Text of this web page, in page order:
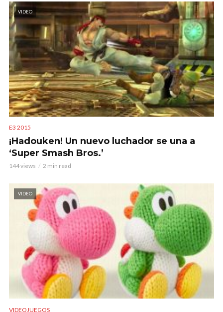
VIDEO
E3 2015
¡Hadouken! Un nuevo luchador se una a
‘Super Smash Bros.’
144 views 2 min read
VIDEO
VIDEOJUEGOS